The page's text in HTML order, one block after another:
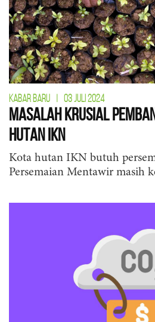
KABAR BARU 03 JULI 2024
Masalah Krusial
Hutan IKN
Kota hutan IKN butuh
Persemaian Mentawir masih